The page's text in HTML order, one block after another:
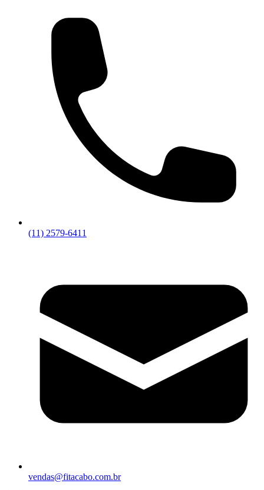
(11) 2579-6411
vendas@fitacabo.com.br